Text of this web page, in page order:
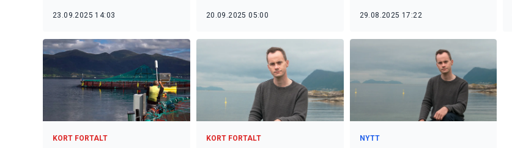
23.09.2025 14:03 20.09.2025 05:00 29.08.2025 17:22
KORT FORTALT KORT FORTALT NYTT